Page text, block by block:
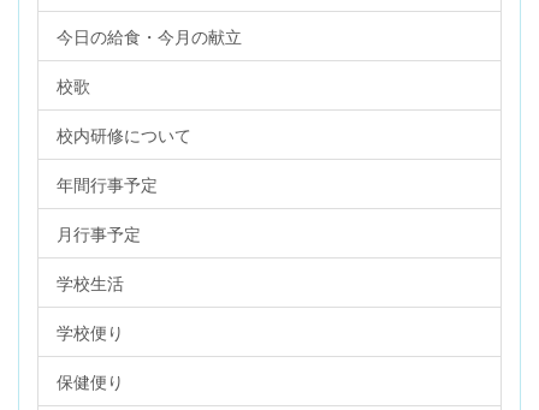
今日の給食・今月の献立
校歌
校内研修について
年間行事予定
月行事予定
学校生活
学校便り
保健便り